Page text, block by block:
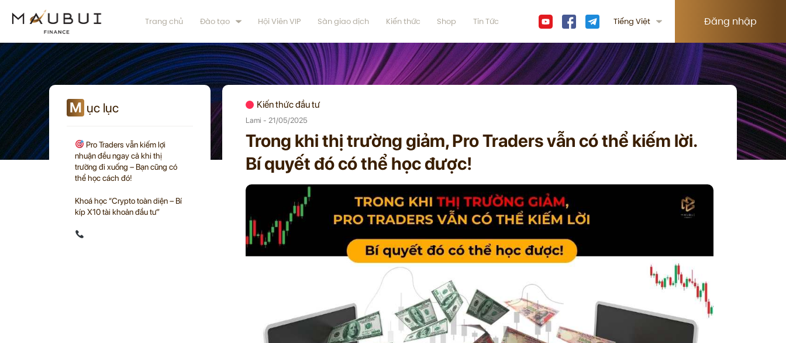
Trang chủ Đào tạo Hội Viên VIP Sàn giao dịch Kiến thức Shop Tin Tức Tiếng Việt Đăng nhập
M ục lục
Pro Traders vẫn kiếm lợi
nhuận đều ngay cả khi thị
trường đi xuống – Bạn cũng có
thể học cách đó!
Khoá học “Crypto toàn diện – Bí
kíp X10 tài khoản đầu tư”
Kiến thức đầu tư
Lami - 21/05/2025
Trong khi thị trường giảm, Pro Traders vẫn có thể kiếm lời.
Bí quyết đó có thể học được!